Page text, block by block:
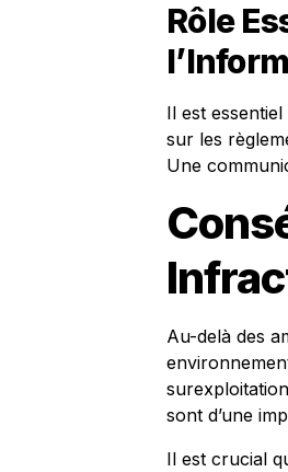
Rôle
Il est
sur les
Une
Au-delà des
sont d’une
Il est crucial